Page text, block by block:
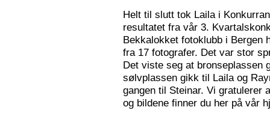
Helt til slutt tok Laila i
resultatet fra vår 3.
Bekkalokket fotoklubb i
fra 17 fotografer. Det var stor
Det viste seg at bronseplassen
sølvplassen gikk til Laila og
gangen til Steinar. Vi gratulerer
og bildene finner du her på vår